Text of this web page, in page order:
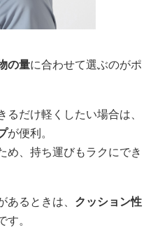
の量に合わせて選ぶのがポ
だけ軽くしたい場合は、
が便利。
め、持ち運びもラクにでき
るときは、 クッション性
。